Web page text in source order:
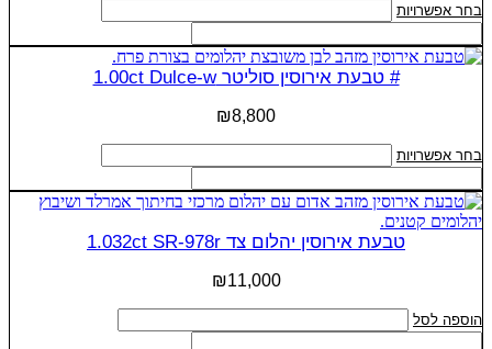
בחר אפשרויות
זה
יש
מספר
סוגים.
את
האפשרויות
בעמוד
המוצר
# טבעת אירוסין סוליטר 1.00ct Dulce-w
₪8,800
בחר אפשרויות
זה
יש
מספר
סוגים.
ניתן
האפשרויות
בעמוד
טבעת אירוסין יהלום צד 1.032ct SR-978r
₪11,000
הוספה לסל